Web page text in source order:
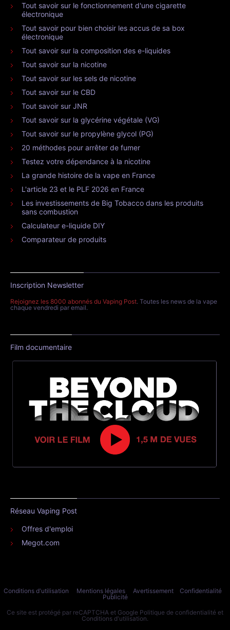
Tout savoir sur le fonctionnement d'une cigarette
électronique
Tout savoir pour bien choisir les accus de sa box
électronique
Tout savoir sur la composition des e-liquides
Tout savoir sur la nicotine
Tout savoir sur les sels de nicotine
Tout savoir sur le CBD
Tout savoir sur JNR
Tout savoir sur la glycérine végétale (VG)
Tout savoir sur le propylène glycol (PG)
20 méthodes pour arrêter de fumer
Testez votre dépendance à la nicotine
La grande histoire de la vape en France
L'article 23 et le PLF 2026 en France
Les investissements de Big Tobacco dans les produits
sans combustion
Calculateur e-liquide DIY
Comparateur de produits
Inscription Newsletter
Rejoignez les 8000 abonnés du Vaping Post. Toutes les news de la vape
chaque vendredi par email.
Film documentaire
Réseau Vaping Post
Offres d'emploi
Megot.com
Conditions d'utilisation Mentions légales Avertissement
Confidentialité
Publicité
Ce site est protégé par reCAPTCHA et Google Politique de confidentialité et
Conditions d'utilisation.